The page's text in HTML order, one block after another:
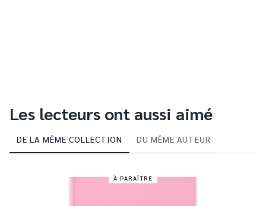
Les lecteurs ont aussi aimé
DE LA MÊME COLLECTION DU MÊME AUTEUR
À PARAÎTRE